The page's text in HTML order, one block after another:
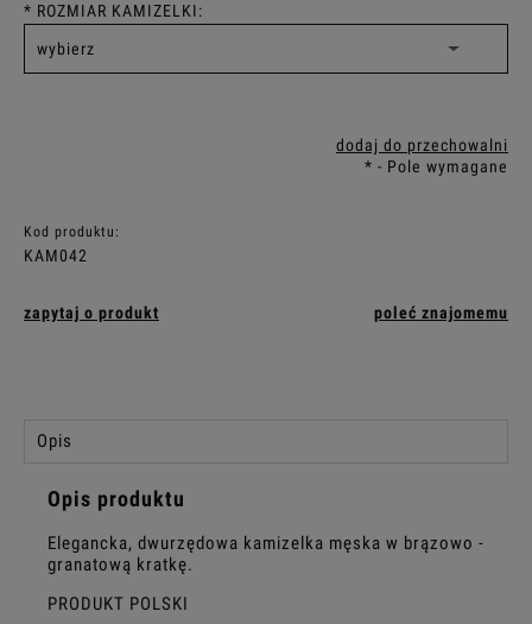
* ROZMIAR KAMIZELKI:
dodaj do przechowalni
* - Pole wymagane
Kod produktu:
KAM042
zapytaj o produkt poleć znajomemu
Opis
Opis produktu
Elegancka, dwurzędowa kamizelka męska w brązowo -
granatową kratkę.
PRODUKT POLSKI